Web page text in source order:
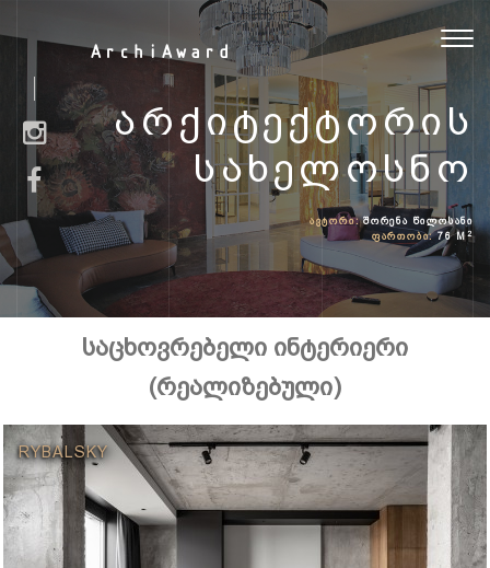
ArchiAward
ᲐᲠᲥᲘᲢᲔᲥᲢᲝᲠᲘᲡ
ᲡᲐᲮᲔᲚᲝᲡᲜᲝ
ᲐᲕᲢᲝᲠᲘ:ᲨᲝᲠᲔᲜᲐ ᲬᲘᲚᲝᲡᲐᲜᲘ
ᲤᲐᲠᲗᲝᲑᲘ:76 M2
საცხოვრებელი ინტერიერი
(რეალიზებული)
RYBALSKY